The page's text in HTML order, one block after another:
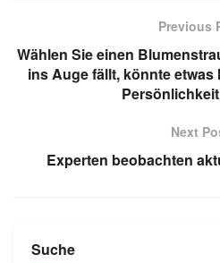
Previous
Wählen Sie einen
ins Auge fällt, könnte
Next
Experten beobachten
Suche